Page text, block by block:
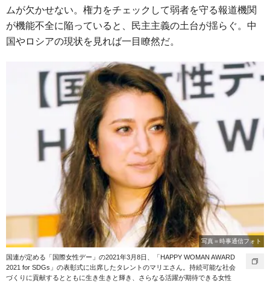
ムが欠かせない。権力をチェックして弱者を守る報道機関
が機能不全に陥っていると、民主主義の土台が揺らぐ。中
国やロシアの現状を見れば一目瞭然だ。
写真＝時事通信フォト
国連が定める「国際女性デー」の2021年3月8日、「HAPPY WOMAN AWARD
2021 for SDGs」の表彰式に出席したタレントのマリエさん。持続可能な社会
づくりに貢献するとともに生き生きと輝き、さらなる活躍が期待できる女性